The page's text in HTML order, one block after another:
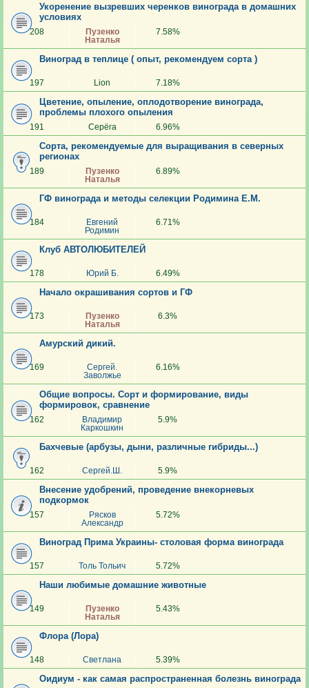
Укоренение вызревших черенков винограда в домашних
условиях
208
Пузенко
Наталья
7.58%
Виноград в теплице ( опыт, рекомендуем сорта )
197 Lion 7.18%
Цветение, опыление, оплодотворение винограда,
проблемы плохого опыления
191 Серёга 6.96%
Сорта, рекомендуемые для выращивания в северных
регионах
189
Пузенко
Наталья
6.89%
ГФ винограда и методы селекции Родимина Е.М.
184
Евгений
Родимин
6.71%
Клуб АВТОЛЮБИТЕЛЕЙ
178 Юрий Б. 6.49%
Начало окрашивания сортов и ГФ
173
Пузенко
Наталья
6.3%
Амурский дикий.
169
Сергей.
Заволжье
6.16%
Общие вопросы. Сорт и формирование, виды
формировок, сравнение
162
Владимир
Каркошкин
5.9%
Бахчевые (арбузы, дыни, различные гибриды...)
162 Сергей.Ш. 5.9%
Внесение удобрений, проведение внекорневых
подкормок
157
Рясков
Александр
5.72%
Виноград Прима Украины- столовая форма винограда
157 Толь Тольич 5.72%
Наши любимые домашние животные
149
Пузенко
Наталья
5.43%
Флора (Лора)
148 Светлана 5.39%
Оидиум - как самая распространенная болезнь винограда